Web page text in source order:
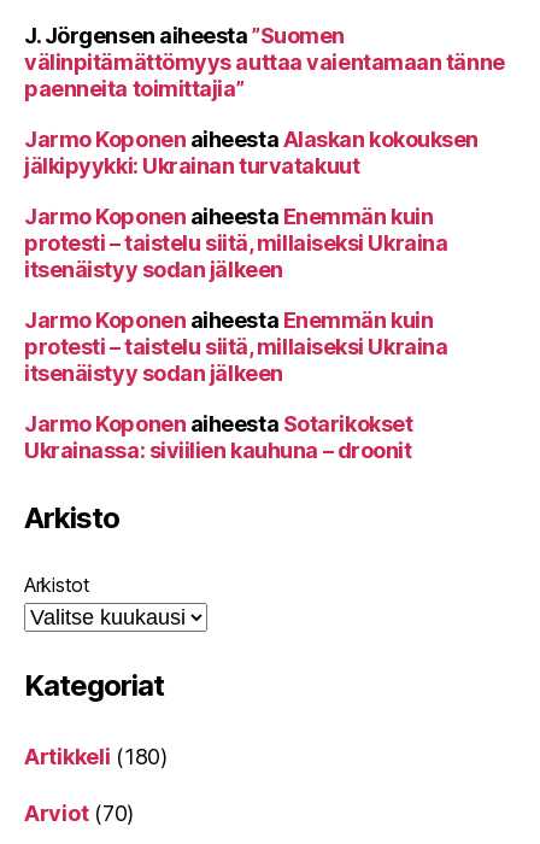
J. Jörgensen aiheesta”Suomen
välinpitämättömyys auttaa vaientamaan tänne
paenneita toimittajia”
Jarmo Koponen aiheestaAlaskan kokouksen
jälkipyykki: Ukrainan turvatakuut
Jarmo Koponen aiheesta Enemmän kuin
protesti – taistelu siitä, millaiseksi Ukraina
itsenäistyy sodan jälkeen
Jarmo Koponen aiheesta Enemmän kuin
protesti – taistelu siitä, millaiseksi Ukraina
itsenäistyy sodan jälkeen
Jarmo Koponen aiheesta Sotarikokset
Ukrainassa: siviilien kauhuna – droonit
Arkisto
Arkistot
Kategoriat
Artikkeli (180)
Arviot(70)